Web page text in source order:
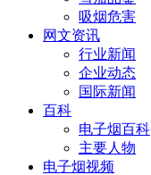
吸烟危害
网文资讯
行业新闻
企业动态
国际新闻
百科
电子烟百科
主要人物
电子烟视频